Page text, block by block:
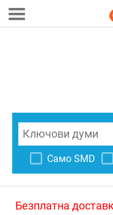
Само SMD
Безплатна